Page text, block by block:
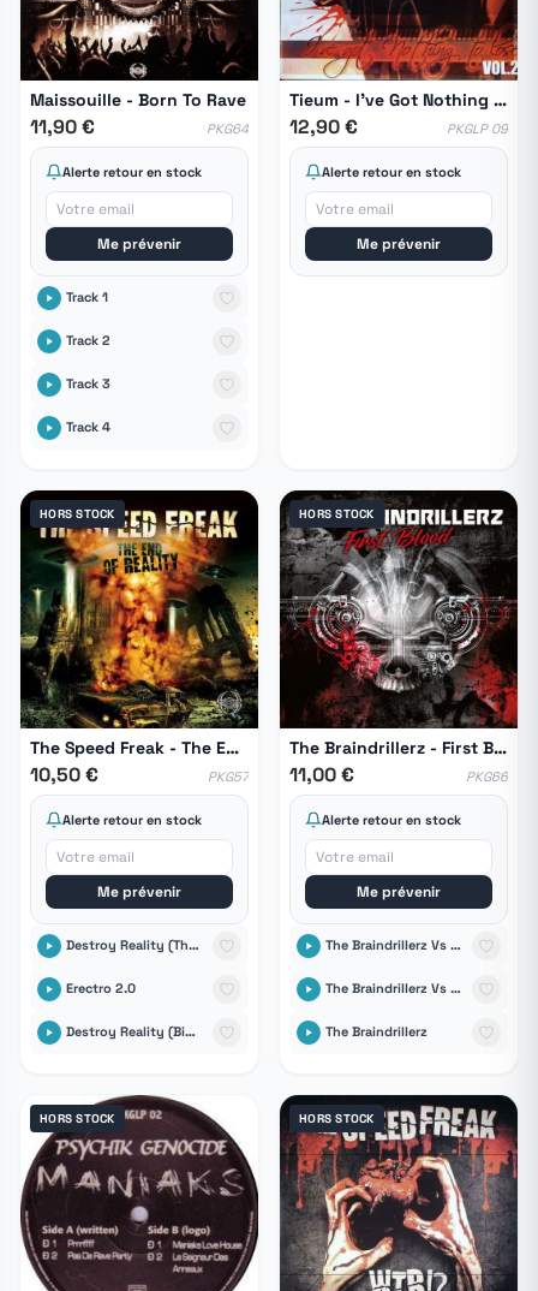
Maissouille - Born To Rave
11,90 € PKG64
Alerte retour en stock
Me prévenir
Track 1
Track 2
Track 3
Track 4
Tieum ‎- I've Got Nothing To Lose Vol. 2
12,90 € PKGLP 09
Alerte retour en stock
Me prévenir
HORS STOCK
The Speed Freak - The End Of Reality
10,50 € PKG57
Alerte retour en stock
Me prévenir
Destroy Reality (The End Of All Styles)
Erectro 2.0
Destroy Reality (Biochip C. Remix)
HORS STOCK
The Braindrillerz - First Blood
11,00 € PKG66
Alerte retour en stock
Me prévenir
The Braindrillerz Vs Hyrule War
The Braindrillerz Vs Miss Enemy
The Braindrillerz
HORS STOCK HORS STOCK